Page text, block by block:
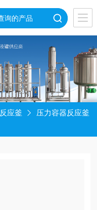
反应釜
压力容器反应釜